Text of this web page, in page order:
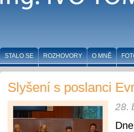
Slyšení s poslanci
28.
STALO SE ROZHOVORY O MNĚ